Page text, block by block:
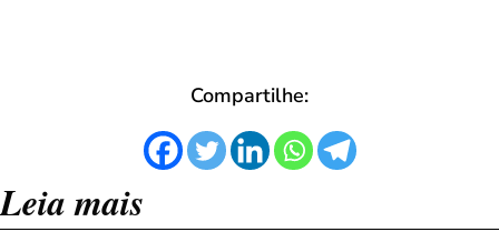
Compartilhe:
Leia mais